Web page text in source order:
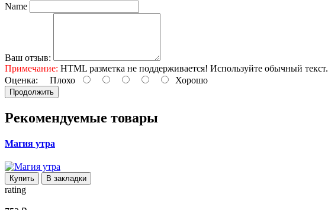
Name
Ваш отзыв:
Примечание: HTML разметка не поддерживается! Используйте обычный текст.
Оценка: Плохо Хорошо
Продолжить
Рекомендуемые товары
Магия утра
Купить В закладки
rating